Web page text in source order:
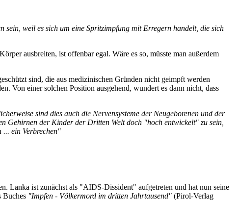
sein, weil es sich um eine Spritzimpfung mit Erregern handelt, die sich
ausbreiten, ist offenbar egal. Wäre es so, müsste man außerdem
sind, die aus medizinischen Gründen nicht geimpft werden
Von einer solchen Position ausgehend, wundert es dann nicht, dass
sind dies auch die Nervensysteme der Neugeborenen und der
Gehirnen der Kinder der Dritten Welt doch "hoch entwickelt" zu sein,
... ein Verbrechen"
Lanka ist zunächst als "AIDS-Dissident" aufgetreten und hat nun seine
Buches "Impfen - Völkermord im dritten Jahrtausend" (Pirol-Verlag